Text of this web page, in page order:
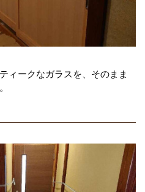
ィークなガラスを、そのまま